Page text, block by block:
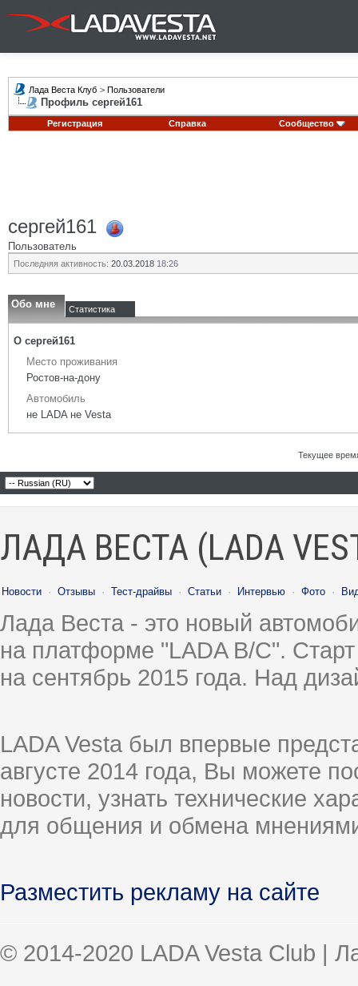
Лада Веста Клуб > Пользователи
Профиль сергей161
Регистрация Справка Сообщество
сергей161
Пользователь
Последняя активность: 20.03.2018 18:26
Обо мне Статистика
О сергей161
Место проживания
Ростов-на-дону
Автомобиль
не LADA не Vesta
Текущее
ЛАДА ВЕСТА (LADA
Новости · Отзывы · Тест-драйвы · Статьи · Интервью · Фото ·
Лада Веста - это новый
на платформе "LADA B/C".
на сентябрь 2015 года. Над
LADA Vesta был впервые
августе 2014 года, Вы можете
новости, узнать технические
для общения и обмена
Разместить рекламу на сайте
© 2014-2020 LADA Vesta Club |